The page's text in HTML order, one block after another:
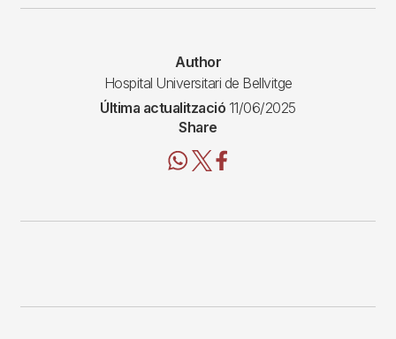
Author
Hospital Universitari de Bellvitge
Última actualització 11/06/2025
Share